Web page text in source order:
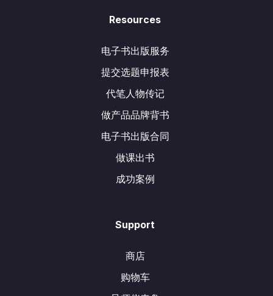
Resources
电子书出版服务
提交选题申报表
代笔人物传记
做产品品牌背书
电子书出版合同
做课出书
成功案例
Support
商店
购物车